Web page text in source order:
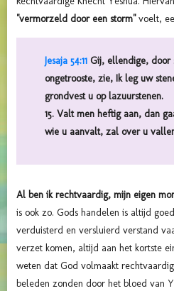
"vermorzeld door een storm"voelt,
Jesaja 54:11 Gij, ellendige, door
ongetrooste, zie, Ik leg uw
grondvest u op lazuurstenen.
15. Valt men heftig aan, dan
wie u aanvalt, zal over u
Al ben ik rechtvaardig, mijn eigen
is ook zo. Gods handelen is altijd
verduisterd en versluierd verstand
verzet komen, altijd aan het kortste
weten dat God volmaakt
beleden zonden door het bloed van